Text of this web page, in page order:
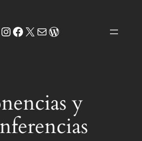
Instagram
Facebook
X Correo electrónico
WordPress
y